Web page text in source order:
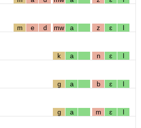
m e d mw a z ɛ l
k a n ɛ l
g a b ɛ l
g a m ɛ l